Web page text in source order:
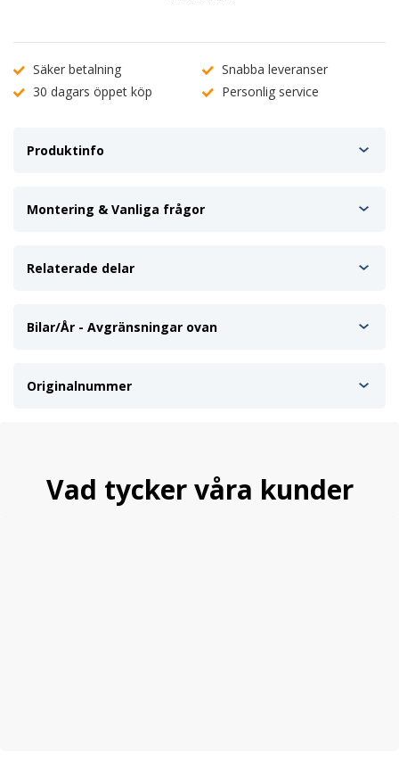
✔ Förbättrar komfort och minskar ljudnivå i kupén
Ange registreringsnummer (
ABC 123) för att kontrollera
passform. Vid oklarheter, kontakta vår
kundtjänst
Säker betalning
Snabba leveranser
30 dagars öppet köp
Personlig service
Produktinfo
Montering & Vanliga frågor
Relaterade delar
Bilar/År - Avgränsningar ovan
Originalnummer
Vad tycker våra kunder